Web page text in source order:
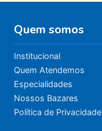
Quem somos
Institucional
Quem Atendemos
Especialidades
Nossos Bazares
Política de Privacidade